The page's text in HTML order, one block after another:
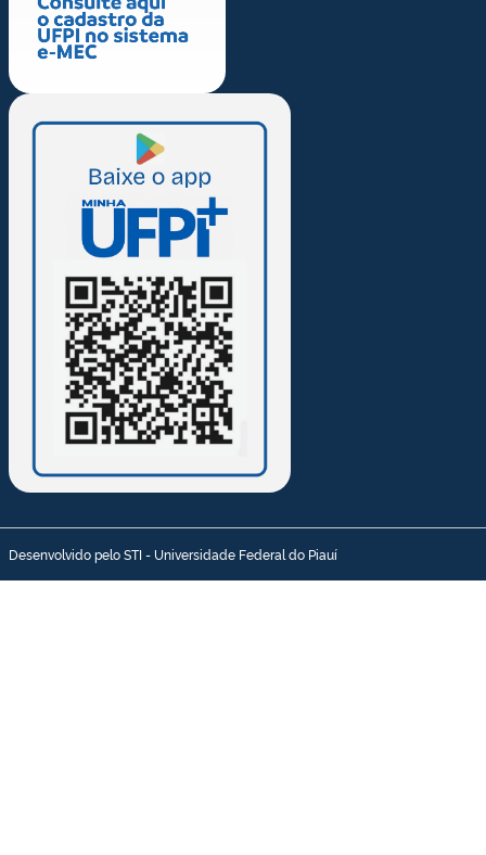
Desenvolvido pelo STI - Universidade Federal do Piauí